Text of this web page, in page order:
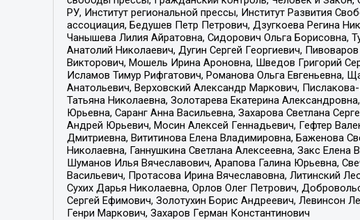
РУ, Институт региональной прессы, Институт Развития
ассоциация, Бедушев Петр Петрович, Дзугкоева Регина
Чанышева Лилия Айратовна, Сидорович Ольга Борисовна,
Анатолий Николаевич, Дугин Сергей Георгиевич,
Викторович, Мошель Ирина Ароновна, Шведов Григорий
Исламов Тимур Рифгатович, Романова Ольга Евгеньевна,
Анатольевич, Верховский Александр Маркович,
Татьяна Николаевна, Золотарева Екатерина
Юрьевна, Саранг Анна Васильевна, Захарова Светлана
Андрей Юрьевич, Мосин Алексей Геннадьевич, Гефтер
Дмитриевна, Вититинова Елена Владимировна, Баженова
Николаевна, Ганнушкина Светлана Алексеевна, Закс
Шуманов Илья Вячеславович, Арапова Галина Юрьевна,
Васильевич, Протасова Ирина Вячеславовна, Литинский
Сухих Дарья Николаевна, Орлов Олег Петрович,
Сергей Ефимович, Золотухин Борис Андреевич, Левинсон
Генри Маркович, Захаров Герман Константинович